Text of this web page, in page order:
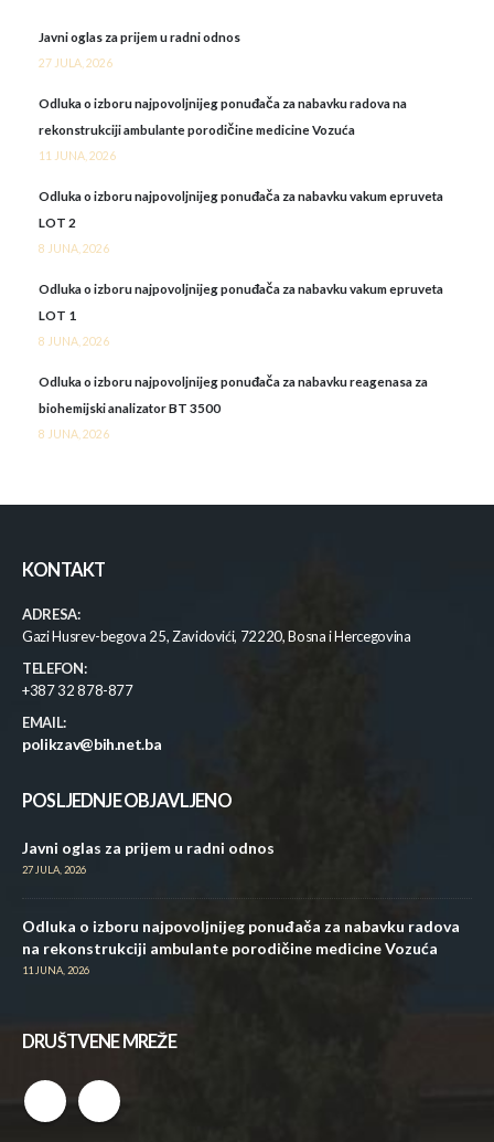
Javni oglas za prijem u radni odnos
27 JULA, 2026
Odluka o izboru najpovoljnijeg ponuđača za nabavku radova na
rekonstrukciji ambulante porodičine medicine Vozuća
11 JUNA, 2026
Odluka o izboru najpovoljnijeg ponuđača za nabavku vakum epruveta
LOT 2
8 JUNA, 2026
Odluka o izboru najpovoljnijeg ponuđača za nabavku vakum epruveta
LOT 1
8 JUNA, 2026
Odluka o izboru najpovoljnijeg ponuđača za nabavku reagenasa za
biohemijski analizator BT 3500
8 JUNA, 2026
KONTAKT
ADRESA:
Gazi Husrev-begova 25, Zavidovići, 72220, Bosna i Hercegovina
TELEFON:
+387 32 878-877
EMAIL:
polikzav@bih.net.ba
POSLJEDNJE OBJAVLJENO
Javni oglas za prijem u radni odnos
27 JULA, 2026
Odluka o izboru najpovoljnijeg ponuđača za nabavku radova
na rekonstrukciji ambulante porodičine medicine Vozuća
11 JUNA, 2026
DRUŠTVENE MREŽE